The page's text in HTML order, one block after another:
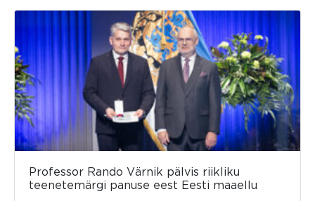
Professor Rando Värnik pälvis riikliku
teenetemärgi panuse eest Eesti maaellu